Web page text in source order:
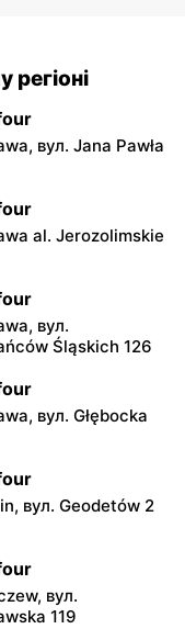
вул. Jana Pawła
al. Jerozolimskie
вул.
Śląskich 126
вул. Głębocka
вул. Geodetów 2
вул.
119